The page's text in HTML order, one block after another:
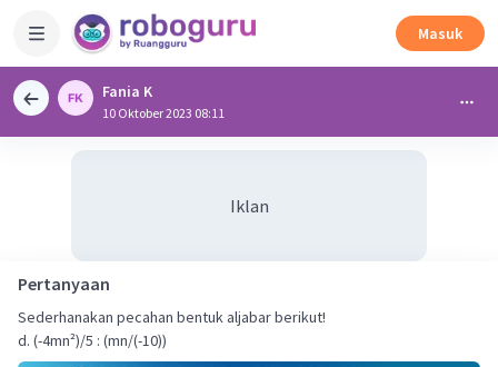
Masuk
Fania K
10 Oktober 2023 08:11
Iklan
Pertanyaan
Sederhanakan pecahan bentuk aljabar berikut!
d. (-4mn²)/5 : (mn/(-10))